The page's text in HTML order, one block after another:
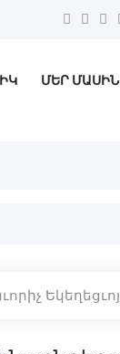
ՄԵՐ ՄԱՍԻՆ
Եկեղեցւոյ